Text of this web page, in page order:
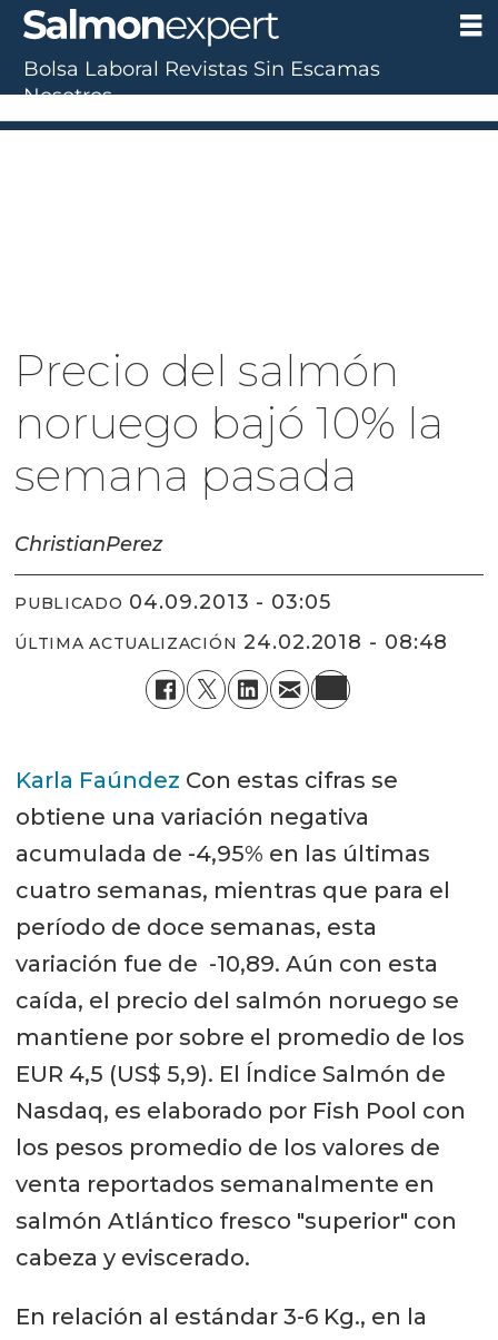
Precio del salmón
noruego bajó 10% la
semana pasada
ChristianPerez
PUBLICADO 04.09.2013 - 03:05
ÚLTIMA ACTUALIZACIÓN 24.02.2018 - 08:48
Karla Faúndez Con estas cifras se
obtiene una variación negativa
acumulada de -4,95% en las últimas
cuatro semanas, mientras que para el
período de doce semanas, esta
variación fue de -10,89. Aún con esta
caída, el precio del salmón noruego se
mantiene por sobre el promedio de los
EUR 4,5 (US$ 5,9). El Índice Salmón de
Nasdaq, es elaborado por Fish Pool con
los pesos promedio de los valores de
venta reportados semanalmente en
salmón Atlántico fresco "superior" con
cabeza y eviscerado.
En relación al estándar 3-6 Kg., en la
Bolsa Laboral Revistas Sin Escamas
Nosotros